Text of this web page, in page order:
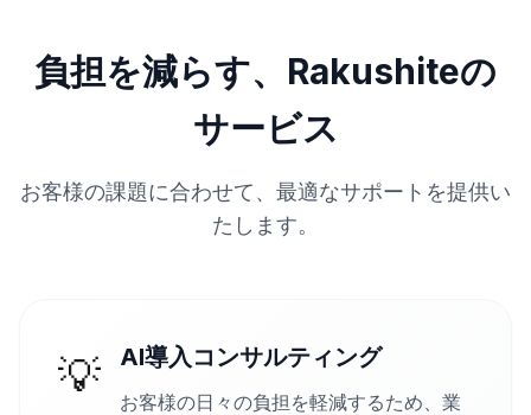
負担を減らす、Rakushiteの
サービス
お客様の課題に合わせて、最適なサポートを提供い
たします。
💡 AI導入コンサルティング
お客様の日々の負担を軽減するため、業